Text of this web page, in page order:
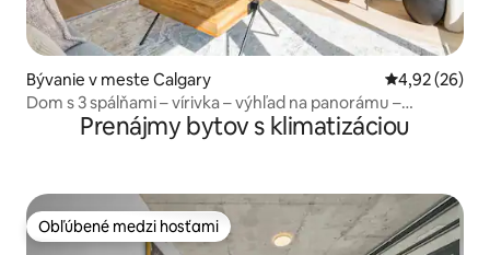
Bývanie v meste Calgary Priemerné
4,92 (26)
Dom s 3 spálňami – vírivka – výhľad na panorámu –
SaddledomePrenájmy bytov s klimatizáciou
Obľúbené medzi hosťami
Obľúbené medzi hosťami